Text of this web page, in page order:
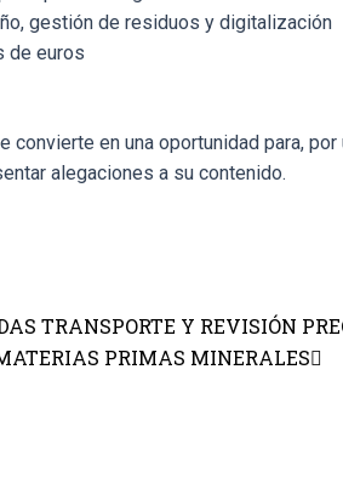
gestión de residuos y digitalización
de euros
en una oportunidad para, por
alegaciones a su contenido.
TRANSPORTE Y REVISIÓN
PRIMAS MINERALES